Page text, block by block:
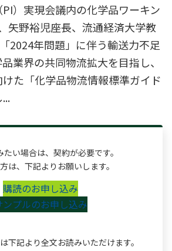
）実現会議内の化学品ワーキン
矢野裕児座長、流通経済大学教
2024年問題」に伴う輸送力不足
業界の共同物流拡大を目指し、
た「化学品物流情報標準ガイド
い場合は、契約が必要です。
は、下記よりお願いします。
購読のお申し込み
ンプルのお申し込み
下記より全文お読みいただけます。